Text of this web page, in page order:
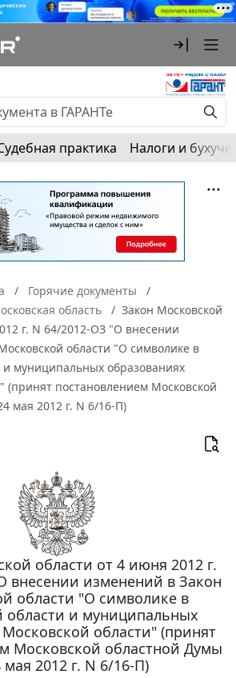
практика Налоги и
Горячие документы
область
Закон Московской
г. N 64/2012-ОЗ "О внесении
области "О символике в
и муниципальных образованиях
(принят постановлением Московской
мая 2012 г. N 6/16-П)
области от 4 июня 2012 г.
внесении изменений в Закон
области "О символике в
области и муниципальных
области" (принят
Московской областной Думы
мая 2012 г. N 6/16-П)